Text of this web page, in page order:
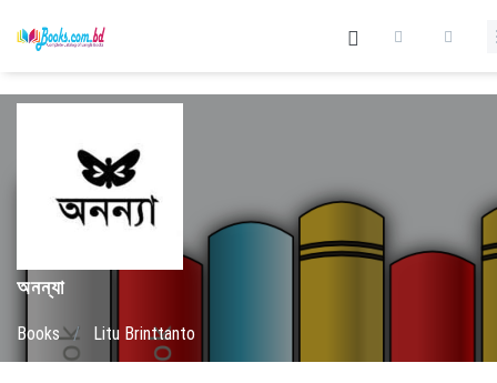
অনন্যা
Books / Litu Brinttanto